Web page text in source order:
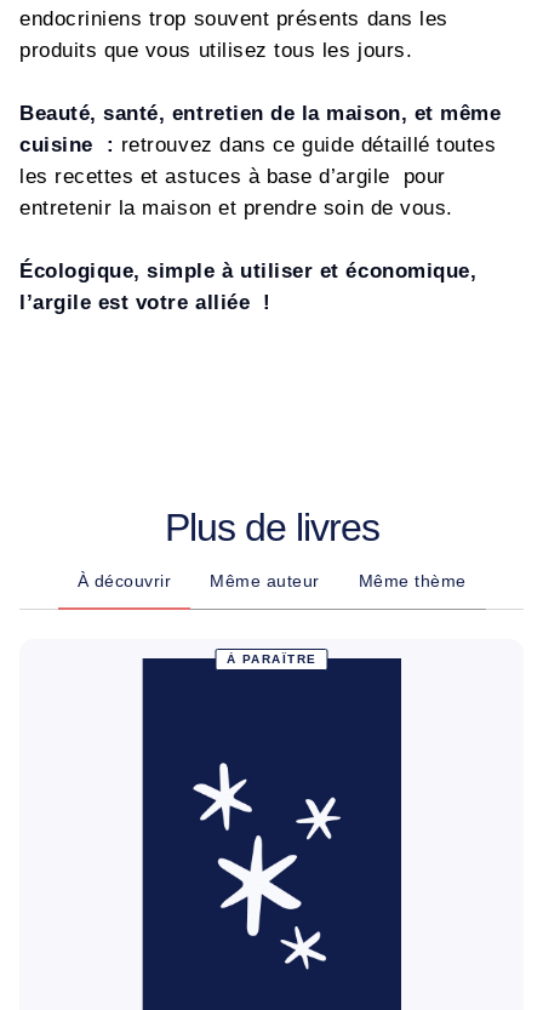
endocriniens trop souvent présents dans les
produits que vous utilisez tous les jours.
Beauté, santé, entretien de la maison, et même
cuisine : retrouvez dans ce guide détaillé toutes
les recettes et astuces à base d’argile pour
entretenir la maison et prendre soin de vous.
Écologique, simple à utiliser et économique,
l’argile est votre alliée !
Plus de livres
À découvrir Même auteur Même thème
À PARAÎTRE